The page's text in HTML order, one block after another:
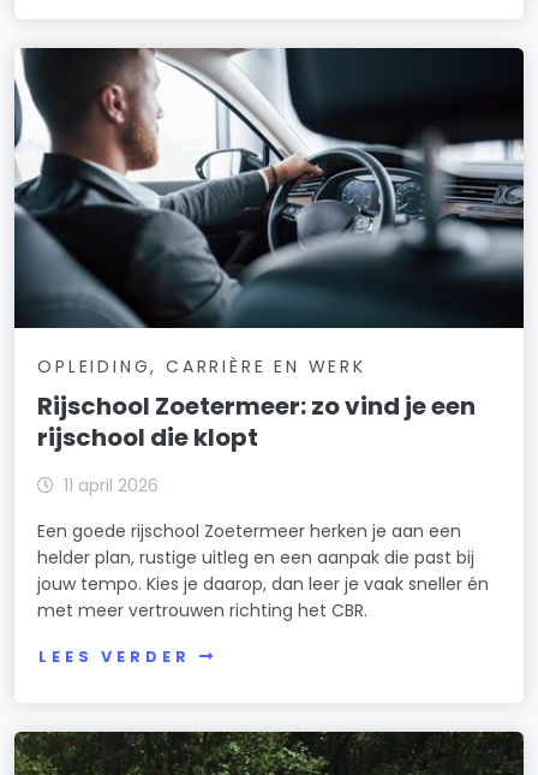
OPLEIDING, CARRIÈRE EN WERK
Rijschool Zoetermeer: zo vind je een
rijschool die klopt
11 april 2026
Een goede rijschool Zoetermeer herken je aan een
helder plan, rustige uitleg en een aanpak die past bij
jouw tempo. Kies je daarop, dan leer je vaak sneller én
met meer vertrouwen richting het CBR.
LEES VERDER